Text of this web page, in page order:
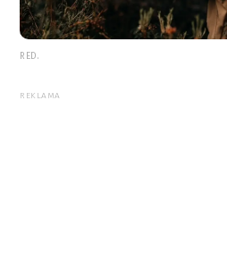
RED.
REKLAMA